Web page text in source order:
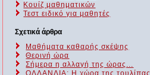
Kουίζ μαθηματικών
Τεστ ειδικό για μαθητές
Σχετικά άρθρα
Μαθήματα καθαρής σκέψης
Θερινή ώρα
Σήμερα η αλλαγή της ώρας...
ΟΛΛΑΝΔΙΑ: Η χώρα της τουλίπας